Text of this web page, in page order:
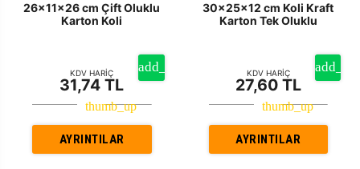
26x11x26 cm Çift Oluklu
Karton Koli
KDV HARİÇ
31,74 TL
AYRINTILAR
30x25x12 cm Koli Kraft
Karton Tek Oluklu
KDV HARİÇ
27,60 TL
AYRINTILAR